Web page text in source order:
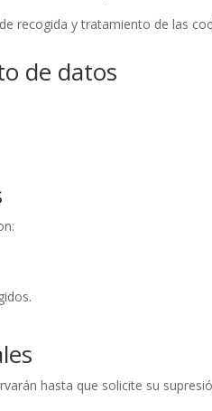
recogida y tratamiento de las
de datos
hasta que solicite su